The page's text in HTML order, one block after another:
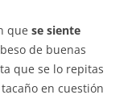
que se siente
de buenas
que se lo repitas
en cuestión